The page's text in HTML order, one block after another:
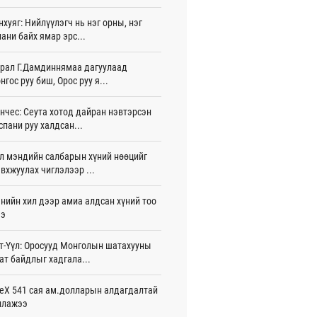
16 цаг 01 мин
Хасина Бангладешт эргэн ирэхээ
15 цаг 58 мин
15 цаг 54 мин
улсын хамтын ажиллагааны талаар
солилцов
сард Сүхбаатар боомтоор
Н.Амарзаяа: 32 хуудастай
дэвтэр долоо хоногт л дүүрдэг
15 цаг 31 мин
Нийлүүлэгч нь нэг орны, нэг
байх ямар эрс...
Г.Дамдиннямаа дагуулаад
руу биш, Орос руу я...
Сеута хотод дайран нэвтэрсэн
руу халдсан...
мэндийн салбарын хүний нөөцийг
чиглэлээр ...
хил дээр амиа алдсан хүний тоо
Үүл: Оросууд Монголын шатахууны
байдлыг хадгала...
541 сая ам.долларын алдагдалтай